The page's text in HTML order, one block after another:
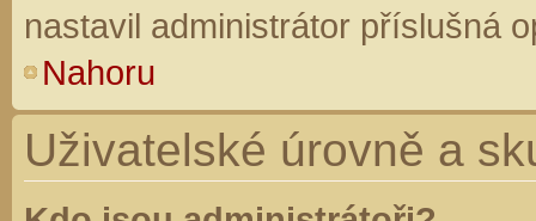
nastavil administrátor příslušná
Nahoru
Uživatelské úrovně a